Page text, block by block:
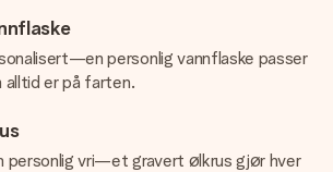
personlig vannflaske passer
er på farten.
personlig vri—et gravert ølkrus gjør hver